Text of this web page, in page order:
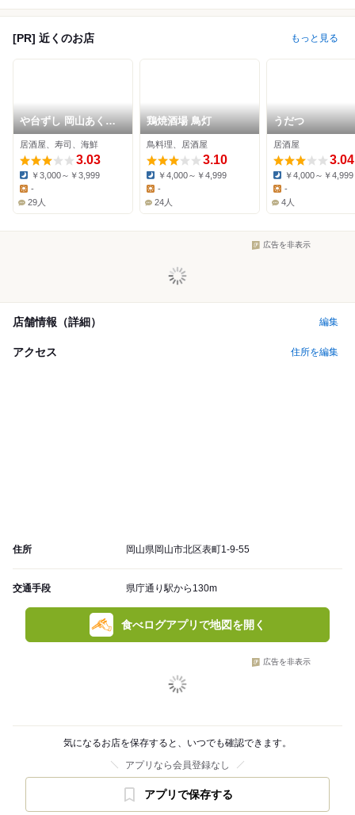
[PR] 近くのお店 もっと見る
や台ずし 岡山あくら
通町
居酒屋、寿司、海鮮
3.03
Dinner:
￥3,000～￥3,999
Lunch:
-
29人
鶏焼酒場 鳥灯
鳥料理、居酒屋
3.10
Dinner:
￥4,000～￥4,999
Lunch:
-
24人
うだつ
居酒屋
3.04
Dinner:
￥4,000～￥4,999
Lunch:
-
4人
広告を非表示
店舗情報（詳細） 編集
アクセス 住所を編集
住所 岡山県岡山市北区表町1-9-55
交通手段 県庁通り駅から130m
食べログアプリで地図を開く
広告を非表示
気になるお店を保存すると、いつでも確認できます。
アプリなら会員登録なし
アプリで保存する